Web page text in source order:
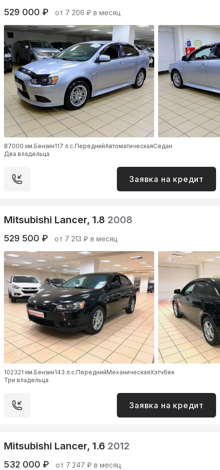
529 000 ₽ от 7 206 ₽ в месяц
87000 км.Бензин117 л.с.ПереднийАвтоматическаяСедан
Два владельца
Заявка на кредит
Mitsubishi Lancer, 1.8 2008
529 500 ₽ от 7 213 ₽ в месяц
102321 км.Бензин143 л.с.ПереднийМеханическаяХэтчбек
Три владельца
Заявка на кредит
Mitsubishi Lancer, 1.6 2012
532 000 ₽ от 7 247 ₽ в месяц